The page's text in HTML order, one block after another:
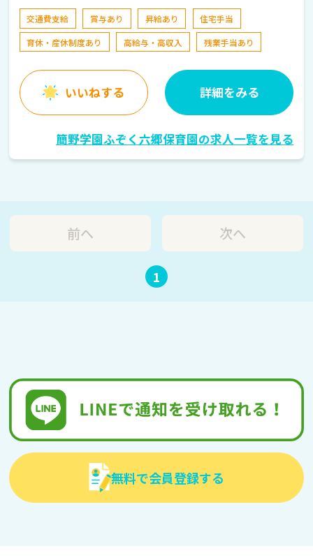
交通費支給 賞与あり 昇給あり
住宅手当
育休・産休制度あり
高給与・高収入 残業手当あり
いいねする 詳細をみる
簡野学園ふぞく六郷保育園の求人一覧を見る
前へ
1
次へ
無料で会員登録する